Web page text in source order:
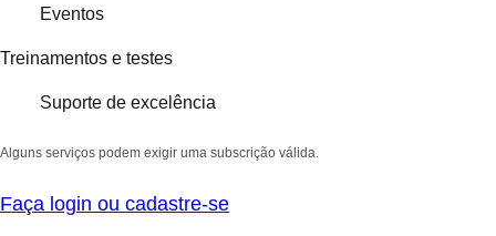
Eventos
Treinamentos e testes
Suporte de excelência
Alguns serviços podem exigir uma subscrição válida.
Faça login ou cadastre-se